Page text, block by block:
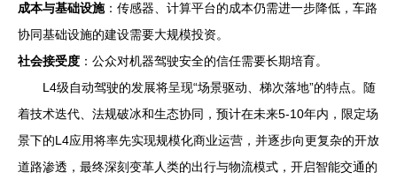
成本与基础设施：传感器、计算平台的成本仍需进一步降低，车路
协同基础设施的建设需要大规模投资。
社会接受度 ：公众对机器驾驶安全的信任需要长期培育。
L4级自动驾驶的发展将呈现“场景驱动、梯次落地”的特点。随
着技术迭代、法规破冰和生态协同，预计在未来5-10年内，限定场
景下的L4应用将率先实现规模化商业运营，并逐步向更复杂的开放
道路渗透，最终深刻变革人类的出行与物流模式，开启智能交通的